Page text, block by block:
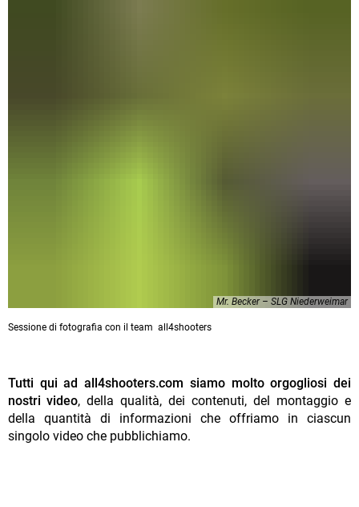
Mr. Becker – SLG Niederweimar
Sessione di fotografia con il team all4shooters
Tutti qui ad all4shooters.com siamo molto orgogliosi dei
nostri video, della qualità, dei contenuti, del montaggio e
della quantità di informazioni che offriamo in ciascun
singolo video che pubblichiamo.